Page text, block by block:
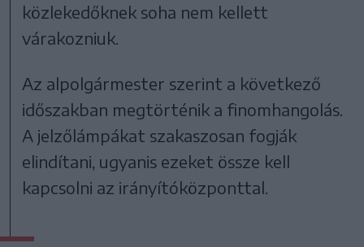
közlekedőknek soha nem kellett
várakozniuk.
Az alpolgármester szerint a következő
időszakban megtörténik a finomhangolás.
A jelzőlámpákat szakaszosan fogják
elindítani, ugyanis ezeket össze kell
kapcsolni az irányítóközponttal.